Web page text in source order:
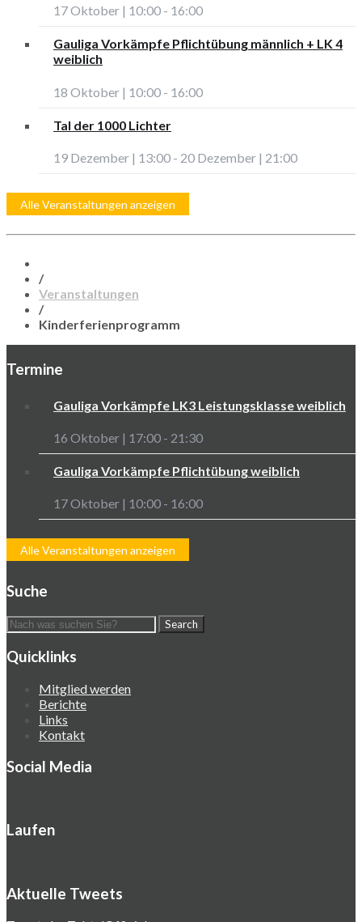
17 Oktober | 10:00 - 16:00
Gauliga Vorkämpfe Pflichtübung männlich + LK 4
weiblich
18 Oktober | 10:00 - 16:00
Tal der 1000 Lichter
19 Dezember | 13:00 - 20 Dezember | 21:00
Alle Veranstaltungen anzeigen
/
Veranstaltungen
/
Kinderferienprogramm
Termine
Gauliga Vorkämpfe LK3 Leistungsklasse weiblich
16 Oktober | 17:00 - 21:30
Gauliga Vorkämpfe Pflichtübung weiblich
17 Oktober | 10:00 - 16:00
Alle Veranstaltungen anzeigen
Suche
Quicklinks
Mitglied werden
Berichte
Links
Kontakt
Social Media
Laufen
Aktuelle Tweets